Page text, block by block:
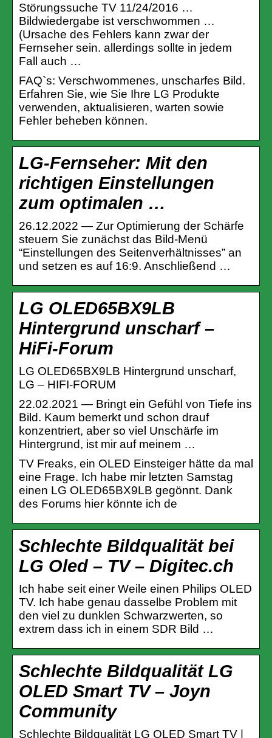
Störungssuche TV 11/24/2016 …
Bildwiedergabe ist verschwommen …
(Ursache des Fehlers kann zwar der
Fernseher sein. allerdings sollte in jedem
Fall auch …
FAQ`s: Verschwommenes, unscharfes Bild.
Erfahren Sie, wie Sie Ihre LG Produkte
verwenden, aktualisieren, warten sowie
Fehler beheben können.
LG-Fernseher: Mit den
richtigen Einstellungen
zum optimalen …
26.12.2022 — Zur Optimierung der Schärfe
steuern Sie zunächst das Bild-Menü
“Einstellungen des Seitenverhältnisses” an
und setzen es auf 16:9. Anschließend …
LG OLED65BX9LB
Hintergrund unscharf –
HiFi-Forum
LG OLED65BX9LB Hintergrund unscharf,
LG – HIFI-FORUM
22.02.2021 — Bringt ein Gefühl von Tiefe ins
Bild. Kaum bemerkt und schon drauf
konzentriert, aber so viel Unschärfe im
Hintergrund, ist mir auf meinem …
TV Freaks, ein OLED Einsteiger hätte da mal
eine Frage. Ich habe mir letzten Samstag
einen LG OLED65BX9LB gegönnt. Dank
des Forums hier könnte ich de
Schlechte Bildqualität bei
LG Oled – TV – Digitec.ch
Ich habe seit einer Weile einen Philips OLED
TV. Ich habe genau dasselbe Problem mit
den viel zu dunklen Schwarzwerten, so
extrem dass ich in einem SDR Bild …
Schlechte Bildqualität LG
OLED Smart TV – Joyn
Community
Schlechte Bildqualität LG OLED Smart TV |